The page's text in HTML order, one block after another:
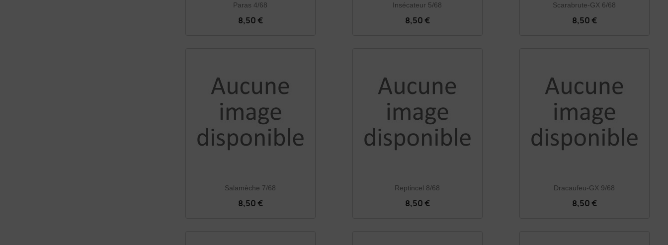
Paras 4/68
8,50 €
Insécateur 5/68
8,50 €
Scarabrute-GX 6/68
8,50 €
Salamèche 7/68
8,50 €
Reptincel 8/68
8,50 €
Dracaufeu-GX 9/68
8,50 €